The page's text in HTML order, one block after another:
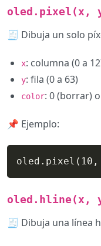
oled.pixel(x,
🧾 Dibuja un solo
x: columna (0 a
y: fila (0 a 63)
color: 0 (borrar)
📌 Ejemplo:
oled.pixel(10,
oled.hline(x,
🧾 Dibuja una línea